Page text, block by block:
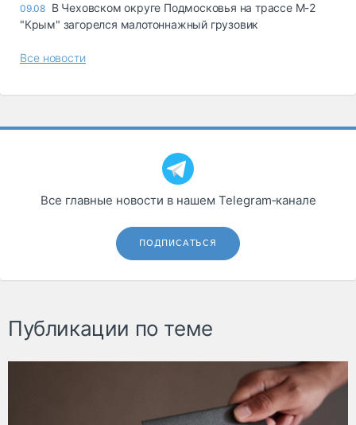
09.08 В Чеховском округе Подмосковья на трассе М-2
"Крым" загорелся малотоннажный грузовик
Все новости
Все главные новости в нашем Telegram‑канале
ПОДПИСАТЬСЯ
Публикации по теме